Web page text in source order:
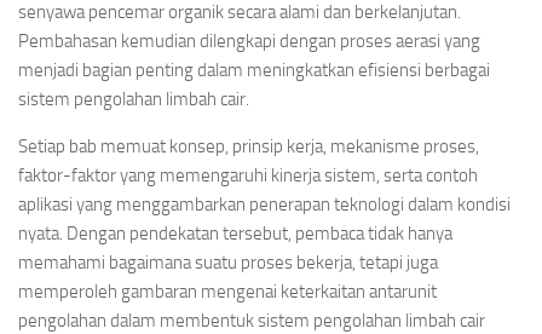
senyawa pencemar organik secara alami dan berkelanjutan.
Pembahasan kemudian dilengkapi dengan proses aerasi yang
menjadi bagian penting dalam meningkatkan efisiensi berbagai
sistem pengolahan limbah cair.
Setiap bab memuat konsep, prinsip kerja, mekanisme proses,
faktor-faktor yang memengaruhi kinerja sistem, serta contoh
aplikasi yang menggambarkan penerapan teknologi dalam kondisi
nyata. Dengan pendekatan tersebut, pembaca tidak hanya
memahami bagaimana suatu proses bekerja, tetapi juga
memperoleh gambaran mengenai keterkaitan antarunit
pengolahan dalam membentuk sistem pengolahan limbah cair